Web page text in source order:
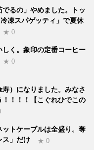
るの」やめました。トッ
凍スパゲッティ」で夏休
★ 0
く。象印の定番コーヒー
★ 0
）になりました。みなさ
！！！！【こぐれひでこの
トケーブルは全盛り。奪
ス」だけ
★ 0